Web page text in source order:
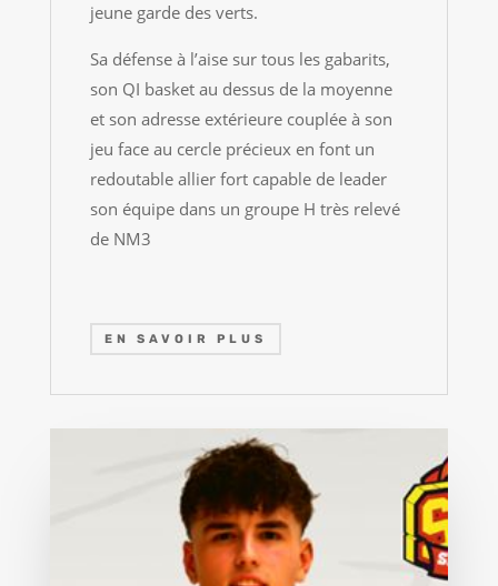
jeune garde des verts.
Sa défense à l’aise sur tous les gabarits,
son QI basket au dessus de la moyenne
et son adresse extérieure couplée à son
jeu face au cercle précieux en font un
redoutable allier fort capable de leader
son équipe dans un groupe H très relevé
de NM3
EN SAVOIR PLUS